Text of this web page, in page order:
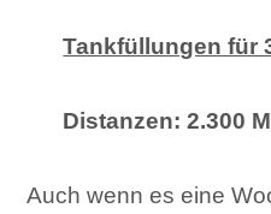
Tankfüllungen für
Distanzen: 2.300
Auch wenn es eine